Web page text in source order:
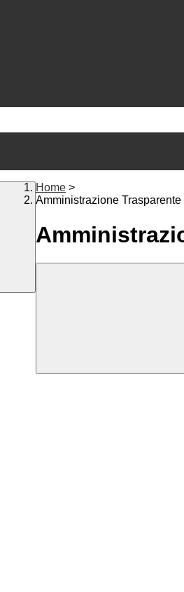
Home >
Amministrazione Trasparente